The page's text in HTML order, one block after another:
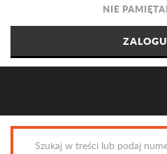
NIE